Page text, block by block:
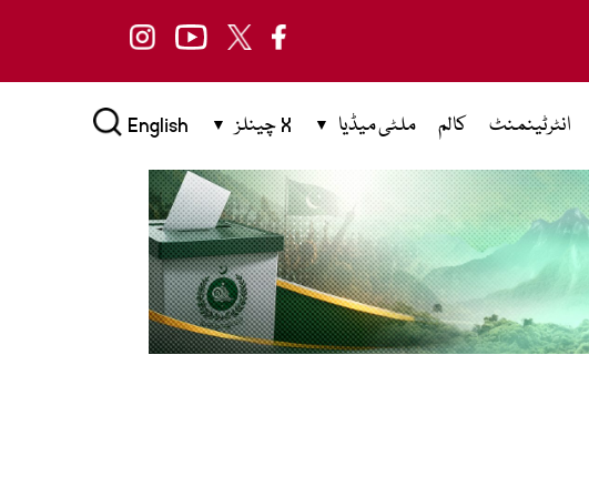
انٹرٹینمنٹ کالم ملٹی میڈیا X چینلز English